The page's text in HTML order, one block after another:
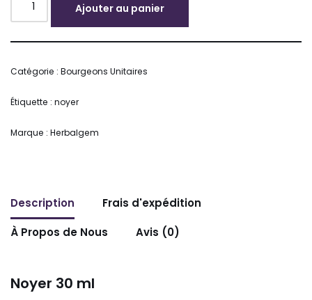
Ajouter au panier
Catégorie : Bourgeons Unitaires
Étiquette : noyer
Marque : Herbalgem
Description
Frais d'expédition
À Propos de Nous
Avis (0)
Noyer 30 ml